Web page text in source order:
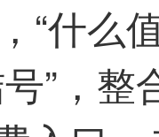
“什么
”，